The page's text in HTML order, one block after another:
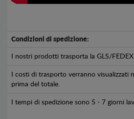
Condizioni di spedizione:
I nostri prodotti trasporta la GLS/
I costi di trasporto verranno visualizzati
prima del totale.
I tempi di spedizione sono 5 - 7 giorni